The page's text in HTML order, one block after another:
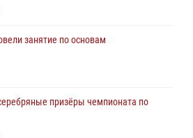
занятие по основам
призёры чемпионата по